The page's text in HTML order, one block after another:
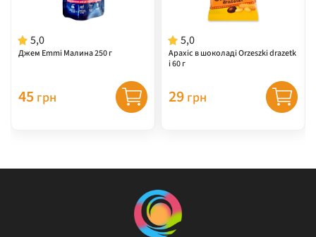
5,0
Джем Emmi Малина 250 г
45 грн
5,0
Арахіс в шоколаді Orzeszki drazetk
i 60 г
29 грн